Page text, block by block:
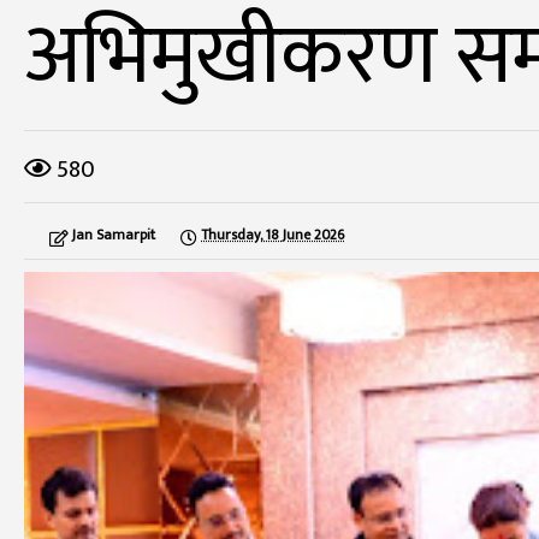
अभिमुखीकरण
580
Jan Samarpit Thursday, 18 June 2026